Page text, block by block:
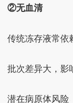
②无血清
传统冻存液常依
批次差异大，影
潜在病原体风险